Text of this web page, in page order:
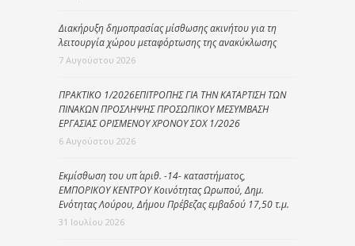
Διακήρυξη δημοπρασίας μίσθωσης ακινήτου για τη
λειτουργία χώρου μεταφόρτωσης της ανακύκλωσης
7 Αυγούστου 2026
ΠΡΑΚΤΙΚΟ 1/2026ΕΠΙΤΡΟΠΗΣ ΓΙΑ ΤΗΝ ΚΑΤΑΡΤΙΣΗ ΤΩΝ
ΠΙΝΑΚΩΝ ΠΡΟΣΛΗΨΗΣ ΠΡΟΣΩΠΙΚΟΥ ΜΕΣΥΜΒΑΣΗ
ΕΡΓΑΣΙΑΣ ΟΡΙΣΜΕΝΟΥ ΧΡΟΝΟΥ ΣΟΧ 1/2026
6 Αυγούστου 2026
Εκμίσθωση του υπ΄ αριθ. -14- καταστήματος,
ΕΜΠΟΡΙΚΟΥ ΚΕΝΤΡΟΥ Κοινότητας Ωρωπού, Δημ.
Ενότητας Λούρου, Δήμου Πρέβεζας εμβαδού 17,50 τ.μ.
31 Ιουλίου 2026